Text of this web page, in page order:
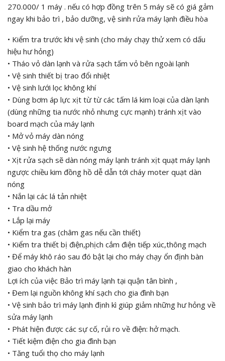
270.000/ 1 máy . nếu có hợp đồng trên 5 máy sẽ có giá gảm
ngay khi bảo trì , bảo dưỡng, vệ sinh rửa máy lạnh điều hòa
• Kiểm tra trước khi vệ sinh (cho máy chạy thử xem có dấu
hiệu hư hỏng)
• Tháo vỏ dàn lạnh và rửa sạch tấm vỏ bên ngoài lạnh
• Vệ sinh thiết bị trao đổi nhiệt
• Vệ sinh lưới lọc không khí
• Dùng bơm áp lực xịt từ từ các tấm lá kim loại của dàn lạnh
(dùng những tia nước nhỏ nhưng cực mạnh) tránh xịt vào
board mạch của máy lạnh
• Mở vỏ máy dàn nóng
• Vệ sinh hệ thống nước ngưng
• Xịt rửa sạch sẽ dàn nóng máy lạnh tránh xịt quạt máy lạnh
ngược chiều kim đồng hồ dễ dẫn tới cháy moter quạt dàn
nóng
• Nắn lại các lá tản nhiệt
• Tra dầu mở
• Lắp lại máy
• Kiểm tra gas (châm gas nếu cần thiết)
• Kiểm tra thiết bị điện,phịch cắm điện tiếp xúc,thông mạch
• Để máy khô ráo sau đó bật lại cho máy chạy ổn định bàn
giao cho khách hàn
Lợi ích của việc Bảo trì máy lạnh tại quận tân bình ,
• Đem lại nguồn không khí sạch cho gia đình bạn
• Vệ sinh bảo trì máy lạnh định kì giúp giảm những hư hỏng về
sửa máy lạnh
• Phát hiện được các sự cố, rủi ro về điện: hở mạch.
• Tiết kiệm điện cho gia đình bạn
• Tăng tuổi thọ cho máy lạnh